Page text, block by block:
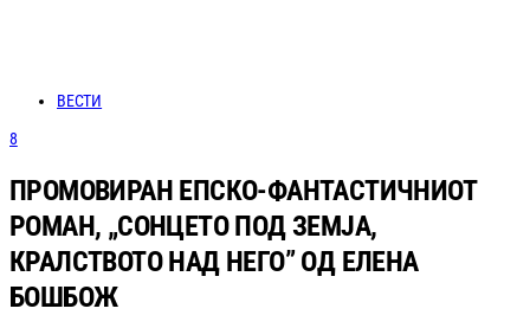
ВЕСТИ
8
ПРОМОВИРАН ЕПСКО-ФАНТАСТИЧНИОТ
РОМАН, „СОНЦЕТО ПОД ЗЕМЈА,
КРАЛСТВОТО НАД НЕГО” ОД ЕЛЕНА
БОШБОЖ